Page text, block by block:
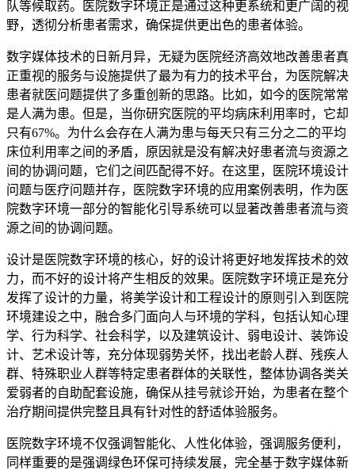
队等候取药。医院数字环境正是通过这种更系统和更广阔的视
野，透彻分析患者需求，确保提供更出色的患者体验。
数字媒体技术的日新月异，无疑为医院经济高效地改善患者真
正重视的服务与设施提供了最为有力的技术平台，为医院解决
患者就医问题提供了多重创新的思路。比如，如今的医院常常
是人满为患。但是，当你研究医院的平均病床利用率时，它却
只有67%。为什么会存在人满为患与每天只有三分之二的平均
床位利用率之间的矛盾，原因就是没有解决好患者流与资源之
间的协调问题，它们之间匹配得不好。在这里，医院环境设计
问题与医疗问题并存，医院数字环境的应用案例表明，作为医
院数字环境一部分的智能化引导系统可以显著改善患者流与资
源之间的协调问题。
设计是医院数字环境的核心，好的设计将更好地发挥技术的效
力，而不好的设计将产生相反的效果。医院数字环境正是充分
发挥了设计的力量，将美学设计和工程设计的原则引入到医院
环境建设之中，融合多门面向人与环境的学科，包括认知心理
学、行为科学、社会科学，以及建筑设计、弱电设计、装饰设
计、艺术设计等，充分体现弱势关怀，找出老龄人群、残疾人
群、特殊职业人群等特定患者群体的关联性，整体协调各类关
爱弱者的自助配套设施，确保从挂号就诊开始，为患者在整个
治疗期间提供完整且具有针对性的舒适体验服务。
医院数字环境不仅强调智能化、人性化体验，强调服务便利，
同样重要的是强调绿色环保可持续发展，完全基于数字媒体新